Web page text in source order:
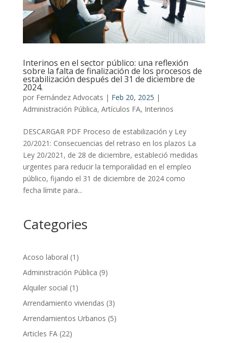
Interinos en el sector público: una reflexión
sobre la falta de finalización de los procesos de
estabilización después del 31 de diciembre de
2024.
por Fernández Advocats | Feb 20, 2025 |
Administración Pública, Artículos FA, Interinos
DESCARGAR PDF Proceso de estabilización y Ley
20/2021: Consecuencias del retraso en los plazos La
Ley 20/2021, de 28 de diciembre, estableció medidas
urgentes para reducir la temporalidad en el empleo
público, fijando el 31 de diciembre de 2024 como
fecha límite para...
Categories
Acoso laboral (1)
Administración Pública (9)
Alquiler social (1)
Arrendamiento viviendas (3)
Arrendamientos Urbanos (5)
Articles FA(22)